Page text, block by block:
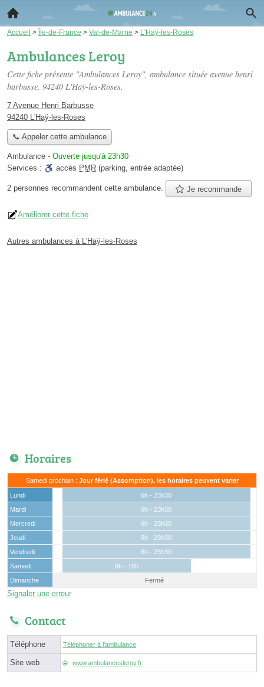
Accueil > Île-de-France > Val-de-Marne > L'Haÿ-les-Roses
Ambulances Leroy
Cette fiche présente "Ambulances Leroy", ambulance située avenue henri
barbusse, 94240 L'Haÿ-les-Roses.
7 Avenue Henri Barbusse
94240 L'Haÿ-les-Roses
📞 Appeler cette ambulance
Ambulance - Ouverte jusqu'à 23h30
Services :
accès PMR (parking, entrée adaptée)
2 personnes recommandent cette ambulance. Je recommande
Améliorer cette fiche
Autres ambulances à L'Haÿ-les-Roses
Horaires
Samedi prochain : Jour férié (Assomption), les horaires peuvent varier
Lundi
6h - 23h30
Mardi
6h - 23h30
Mercredi
6h - 23h30
Jeudi
6h - 23h30
Vendredi
6h - 23h30
Samedi
6h - 18h
Dimanche
Fermé
Signaler une erreur
Contact
Téléphone Téléphoner à l'ambulance
Site web www.ambulancesleroy.fr